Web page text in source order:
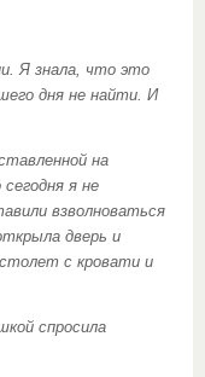
Я знала, что это
дня не найти. И
на
я не
взволноваться
дверь и
с кровати и
спросила